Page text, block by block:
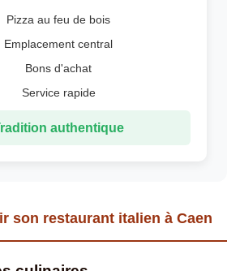
Pizza au feu de bois
Emplacement central
Bons d'achat
Service rapide
authentique
son restaurant italien à Caen